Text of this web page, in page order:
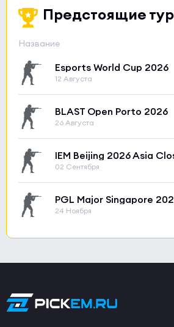
Предстоящие
Название
Esports World Cup 2026
12 Августа
BLAST Open Porto 2026
26 Августа
02 Сентября
24 Ноября